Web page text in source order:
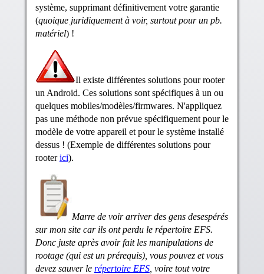
système, supprimant définitivement votre garantie
(quoique juridiquement à voir, surtout pour un pb.
matériel) !
Il existe différentes solutions pour rooter
un Android. Ces solutions sont spécifiques à un ou
quelques mobiles/modèles/firmwares. N'appliquez
pas une méthode non prévue spécifiquement pour le
modèle de votre appareil et pour le système installé
dessus ! (Exemple de différentes solutions pour
rooterici).
Marre de voir arriver des gens desespérés
sur mon site car ils ont perdu le répertoire EFS.
Donc juste après avoir fait les manipulations de
rootage (qui est un prérequis), vous pouvez et vous
devez sauver le répertoire EFS, voire tout votre